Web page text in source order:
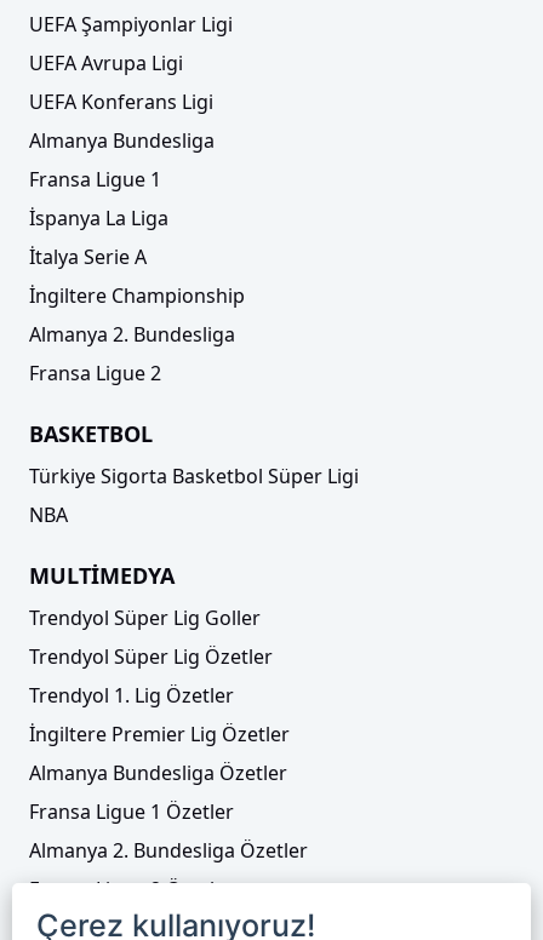
UEFA Şampiyonlar Ligi
UEFA Avrupa Ligi
UEFA Konferans Ligi
Almanya Bundesliga
Fransa Ligue 1
İspanya La Liga
İtalya Serie A
İngiltere Championship
Almanya 2. Bundesliga
Fransa Ligue 2
BASKETBOL
Türkiye Sigorta Basketbol Süper Ligi
NBA
MULTİMEDYA
Trendyol Süper Lig Goller
Trendyol Süper Lig Özetler
Trendyol 1. Lig Özetler
İngiltere Premier Lig Özetler
Almanya Bundesliga Özetler
Fransa Ligue 1 Özetler
Almanya 2. Bundesliga Özetler
Fransa Ligue 2 Özetler
Tenis
Çerez kullanıyoruz!